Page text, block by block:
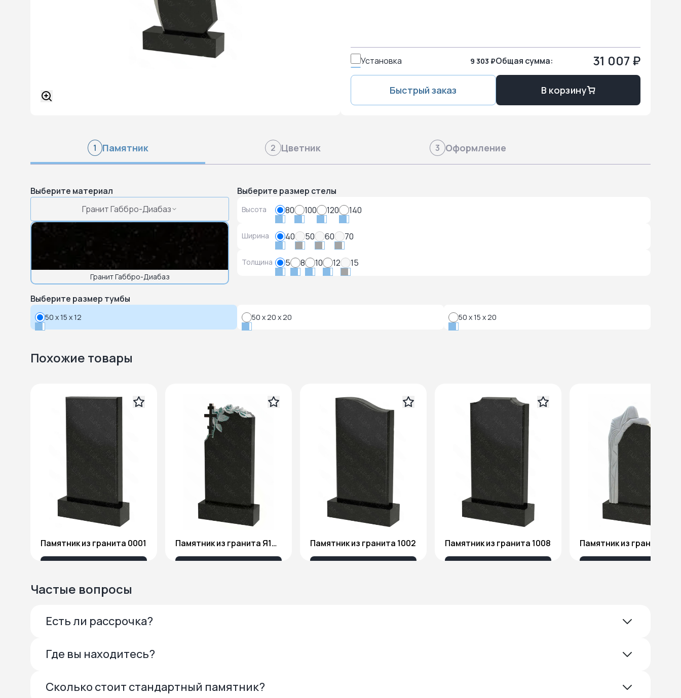
Установка 9 303 ₽Общая сумма: 31 007 ₽
Быстрый заказ В корзину
1 Памятник 2 Цветник 3 Оформление
Выберите материал
Гранит Габбро-Диабаз
Гранит Габбро-Диабаз
Выберите размер стелы
Высота 80 100 120 140
Ширина 40 50 60 70
Толщина 5 8 10 12 15
Выберите размер тумбы
50 x 15 x 12 50 x 20 x 20 50 x 15 x 20
Похожие товары
Памятник из гранита 0001 Памятник из гранита Я1806 Памятник из гранита 1002 Памятник из гранита 1008
Частые вопросы
Есть ли рассрочка?
Где вы находитесь?
Сколько стоит стандартный памятник?